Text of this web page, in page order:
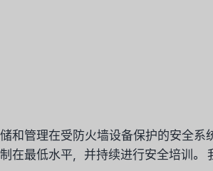
和管理在受防火墙设备保护的安全系
在最低水平，并持续进行安全培训。